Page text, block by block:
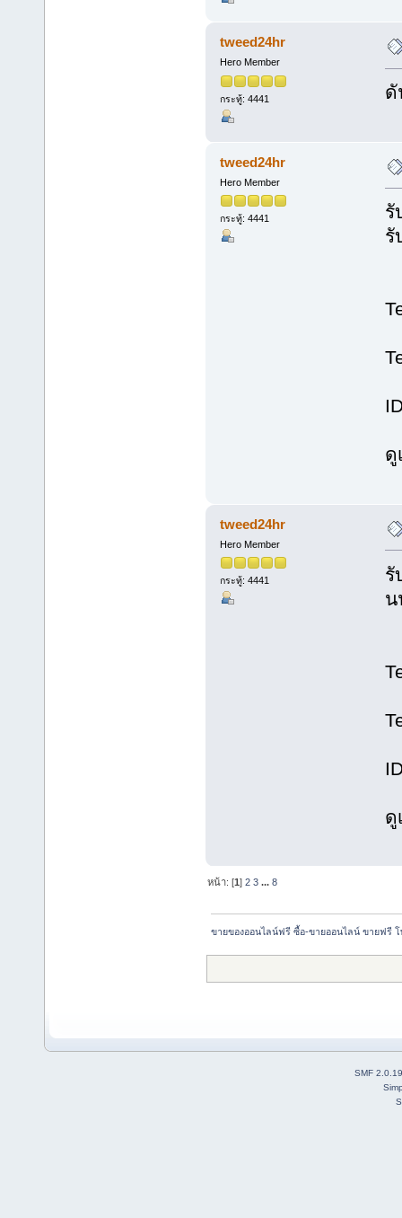
tweed24hr
Hero Member
กระทู้: 4441 ดั
tweed24hr
Hero Member
กระทู้: 4441
รั
รั
ดู
tweed24hr
Hero Member
กระทู้: 4441
รั
น
ดู
หน้า: [1]2 3 ...8
ขายของออนไลน์ฟรี ซื้อ-ขายออนไลน์ ขายฟรี
SMF 2.0.19